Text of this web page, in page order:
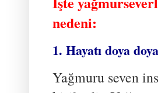
nedeni:
1. Hayatı doya
Yağmuru seven